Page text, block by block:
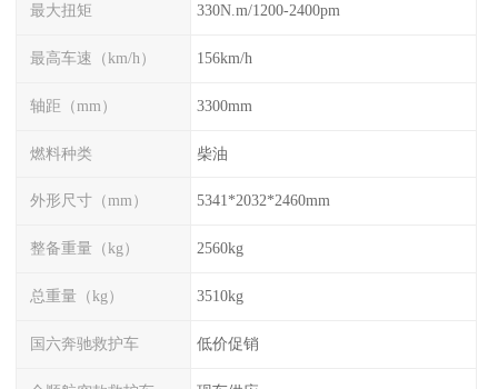
最大扭矩 330N.m/1200-2400pm
最高车速（km/h） 156km/h
轴距（mm） 3300mm
燃料种类 柴油
外形尺寸（mm） 5341*2032*2460mm
整备重量（kg） 2560kg
总重量（kg） 3510kg
国六奔驰救护车 低价促销